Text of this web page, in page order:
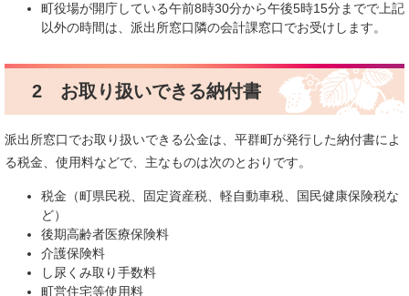
町役場が開庁している午前8時30分から午後5時15分までで上記
以外の時間は、派出所窓口隣の会計課窓口でお受けします。
2 お取り扱いできる納付書
派出所窓口でお取り扱いできる公金は、平群町が発行した納付書によ
る税金、使用料などで、主なものは次のとおりです。
税金（町県民税、固定資産税、軽自動車税、国民健康保険税な
ど）
後期高齢者医療保険料
介護保険料
し尿くみ取り手数料
町営住宅等使用料